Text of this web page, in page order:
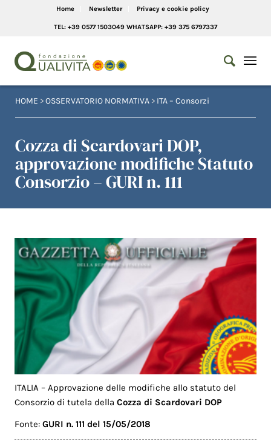
Home Newsletter Privacy e cookie policy
TEL: +39 0577 1503049 WHATSAPP: +39 375 6797337
HOME >OSSERVATORIO NORMATIVA > ITA – Consorzi
Cozza di Scardovari DOP,
approvazione modifiche Statuto
Consorzio – GURI n. 111
ITALIA – Approvazione delle modifiche allo statuto del
Consorzio di tutela dellaCozza di Scardovari DOP
Fonte:GURI n. 111 del 15/05/2018